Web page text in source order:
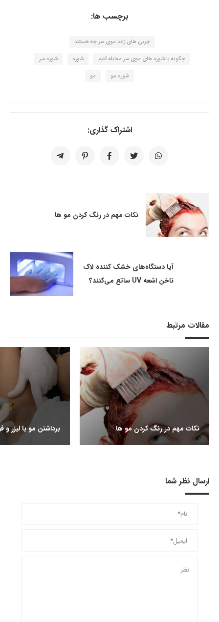
برچسب ها:
چربی های زائد موی سر چه هستند
چگونه با شوره های موی سر مقابله کنیم شوره شوره سر
شوره مو مو
اشتراک گذاری:
نکات مهم در رنگ کردن مو ها
آیا دستگاه‌های خشک کننده لاک
ناخن اشعه UV ساتع می‌کنند؟
مقالات مرتبط
نکات مهم در رنگ کردن مو ها برداشتن مو با لیزر و
ارسال نظر شما